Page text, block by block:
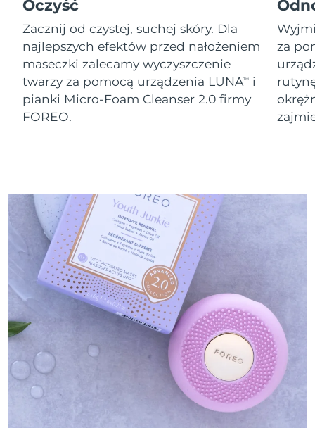
Oczyść
Zacznij od czystej, suchej skóry. Dla
najlepszych efektów przed nałożeniem
maseczki zalecamy wyczyszczenie
twarzy za pomocą urządzenia LUNATM
i
pianki Micro-Foam Cleanser 2.0 firmy
FOREO.
za
Słowenia
Oczekiwany czas dostawy
8/10/26
Republika
Południowej Afryki
Oczekiwany czas dostawy
8/18/26
Oczekiwany czas dostawy
Szwecja
Oczekiwany czas dostawy
Szwajcaria
Oczekiwany czas dostawy
Tajwan
Oczekiwany czas dostawy
8/15/26
Tajlandia
Oczekiwany czas dostawy
8/14/26
Turcja
Oczekiwany czas dostawy
8/11/26